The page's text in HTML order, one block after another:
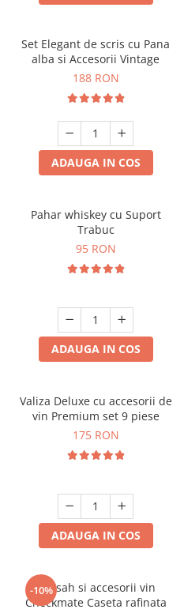
Set Elegant de scris cu Pana
alba si Accesorii Vintage
188 RON
ADAUGA IN COS
Pahar whiskey cu Suport
Trabuc
95 RON
ADAUGA IN COS
Valiza Deluxe cu accesorii de
vin Premium set 9 piese
175 RON
ADAUGA IN COS
-10%
Set sah si accesorii vin
Checkmate Caseta rafinata